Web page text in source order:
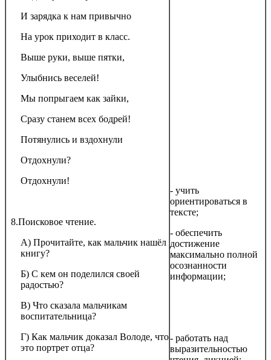
И зарядка к нам привычно
На урок приходит в класс.
Выше руки, выше пятки,
Улыбнись веселей!
Мы попрыгаем как зайки,
Сразу станем всех бодрей!
Потянулись и вздохнули
Отдохнули?
Отдохнули!
8.Поисковое чтение.
А) Прочитайте, как мальчик нашёл
книгу?
Б) С кем он поделился своей
радостью?
В) Что сказала мальчикам
воспитательница?
Г) Как мальчик доказал Володе, что
это портрет отца?
- учить
ориентироваться в
тексте;
- обеспечить
достижение
максимально полной
осознанности
информации;
- работать над
выразительностью